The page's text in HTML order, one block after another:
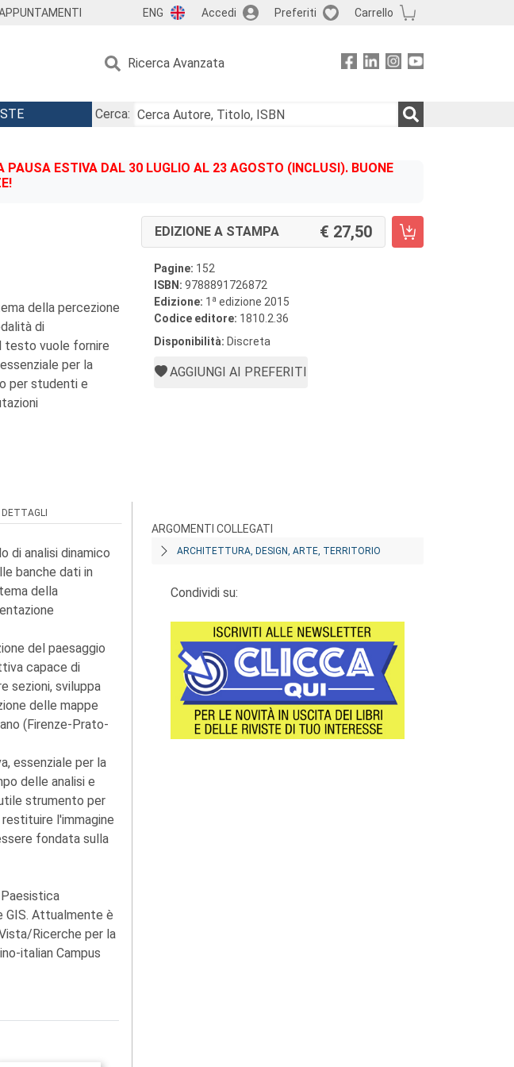
ENG Accedi Preferiti Carrello
Ricerca Avanzata
Cerca:
PAUSA ESTIVA DAL 30 LUGLIO AL 23 AGOSTO (INCLUSI). BUONE
della percezione
di
testo vuole fornire
per la
per studenti e
EDIZIONE A STAMPA 27,50
Pagine: 152
ISBN: 9788891726872
Edizione: 1 a edizione 2015
Codice editore: 1810.2.36
Disponibilità: Discreta
AGGIUNGI AI PREFERITI
DETTAGLI
di analisi dinamico
banche dati in
della
del paesaggio
capace di
sezioni, sviluppa
delle mappe
(Firenze-Prato-
essenziale per la
delle analisi e
strumento per
l'immagine
fondata sulla
GIS. Attualmente è
Ricerche per la
italian Campus
ARGOMENTI COLLEGATI
ARCHITETTURA, DESIGN, ARTE, TERRITORIO
Condividi su: